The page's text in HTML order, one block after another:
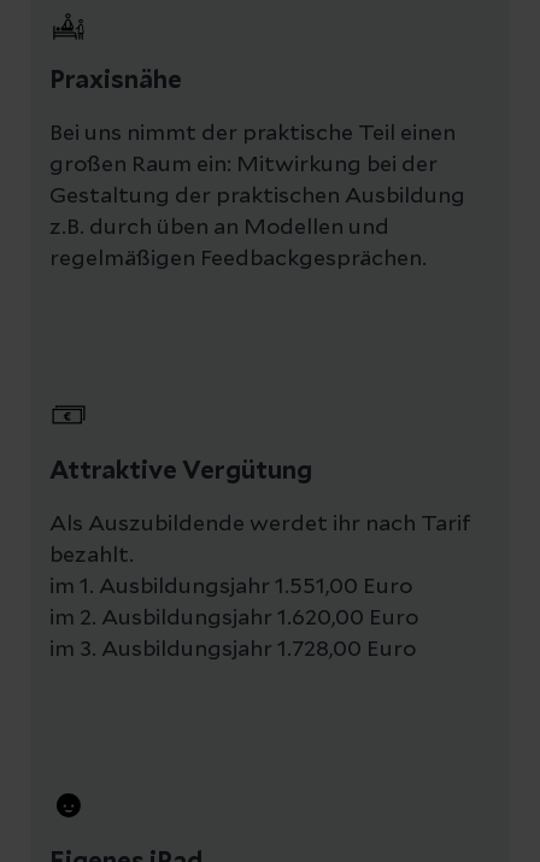
Praxisnähe
Bei uns nimmt der praktische Teil einen
großen Raum ein: Mitwirkung bei der
Gestaltung der praktischen Ausbildung
z.B. durch üben an Modellen und
regelmäßigen Feedbackgesprächen.
Attraktive Vergütung
Als Auszubildende werdet ihr nach Tarif
bezahlt.
im 1. Ausbildungsjahr 1.551,00 Euro
im 2. Ausbildungsjahr 1.620,00 Euro
im 3. Ausbildungsjahr 1.728,00 Euro